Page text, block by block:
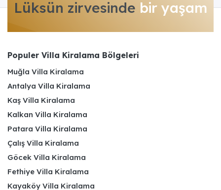
Lüksün zirvesinde bir yaşam
Populer Villa Kiralama Bölgeleri
Muğla Villa Kiralama
Antalya Villa Kiralama
Kaş Villa Kiralama
Kalkan Villa Kiralama
Patara Villa Kiralama
Çalış Villa Kiralama
Göcek Villa Kiralama
Fethiye Villa Kiralama
Kayaköy Villa Kiralama